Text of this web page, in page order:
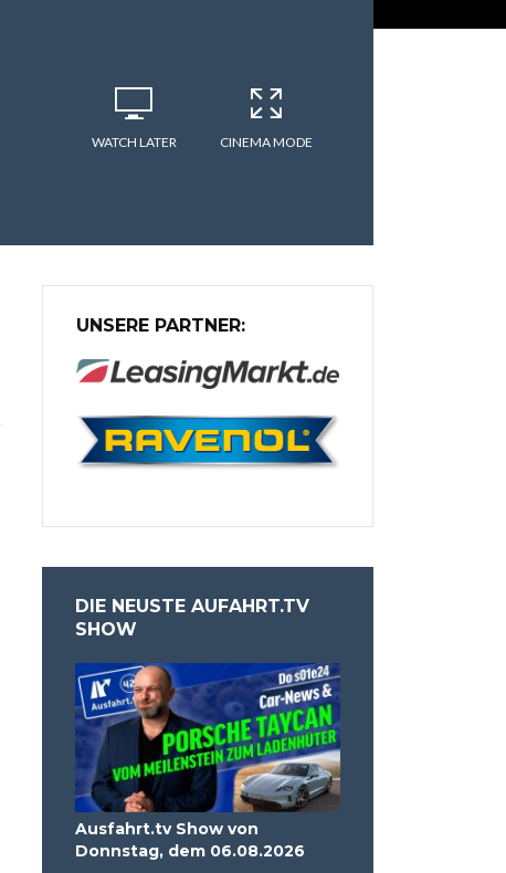
WATCH LATER CINEMA MODE
UNSERE PARTNER:
DIE NEUSTE AUFAHRT.TV
SHOW
Ausfahrt.tv Show von
Donnstag, dem 06.08.2026